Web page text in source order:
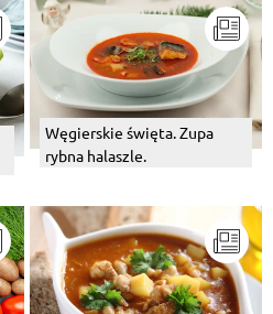
Węgierskie święta. Zupa
rybna halaszle.